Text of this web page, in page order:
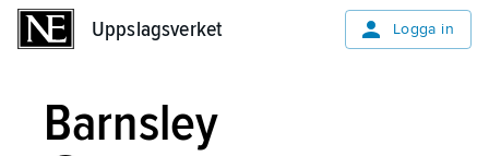
Uppslagsverket Logga in
Barnsley